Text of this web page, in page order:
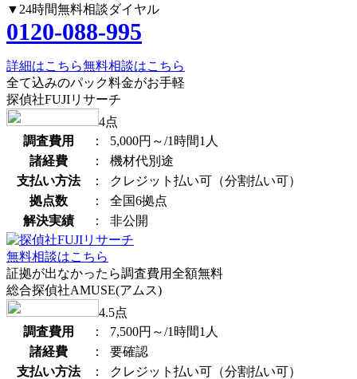
▼24時間無料相談ダイヤル
0120-088-995
詳細はこちら無料相談はこちら
全て込みのパック料金がお手軽
探偵社FUJIリサーチ
4点
調査費用
：
5,000円～/1時間1人
諸経費
：
機材代別途
支払い方法
：
クレジット払い可（分割払い可）
拠点数
：
全国6拠点
解決実績
： 非公開
無料相談はこちら
証拠が出なかったら調査費用全額無料
総合探偵社AMUSE(アムス)
4.5点
調査費用
：
7,500円～/1時間1人
諸経費
：
要確認
支払い方法
：
クレジット払い可（分割払い可）